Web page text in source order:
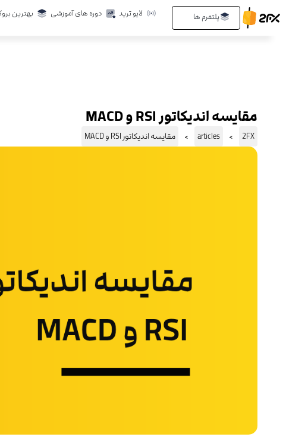
به
پلتفرم ها لایو ترید دوره های آموزشی بهترین
مقایسه اندیکاتور RSI و MACD
2FX
articles مقایسه اندیکاتور RSI و MACD